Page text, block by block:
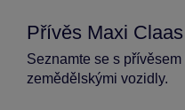
Přívěs Maxi
Seznamte se s
zemědělskými vozidly.